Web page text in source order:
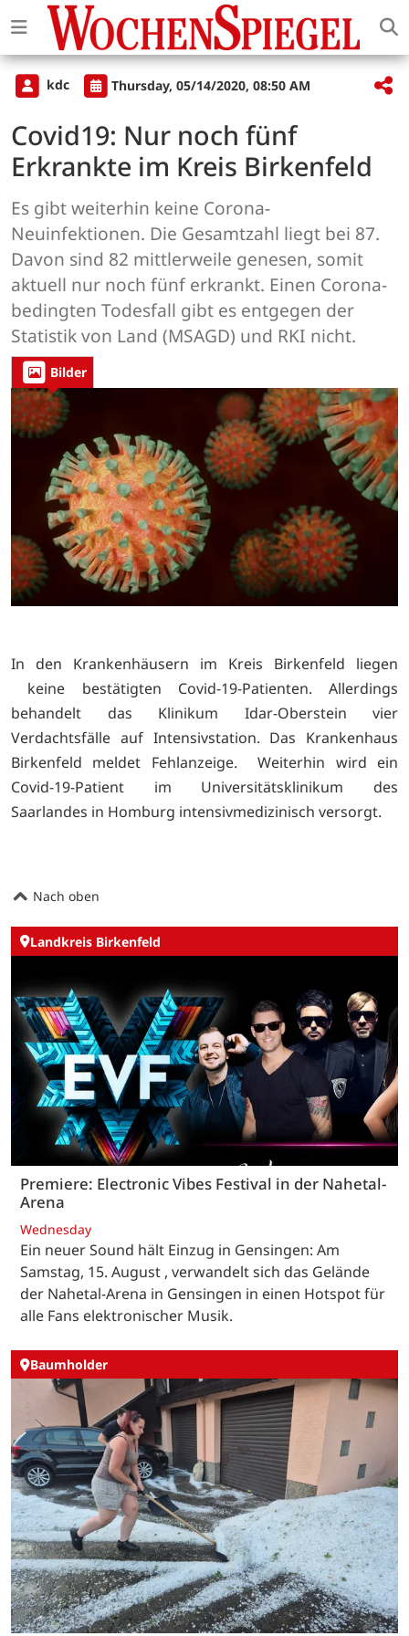
kdc Thursday, 05/14/2020, 08:50 AM
Covid19: Nur noch fünf
Erkrankte im Kreis Birkenfeld
Es gibt weiterhin keine Corona-
Neuinfektionen. Die Gesamtzahl liegt bei 87.
Davon sind 82 mittlerweile genesen, somit
aktuell nur noch fünf erkrankt. Einen Corona-
bedingten Todesfall gibt es entgegen der
Statistik von Land (MSAGD) und RKI nicht.
Bilder
In den Krankenhäusern im Kreis Birkenfeld liegen
keine bestätigten Covid-19-Patienten. Allerdings
behandelt das Klinikum Idar-Oberstein vier
Verdachtsfälle auf Intensivstation. Das Krankenhaus
Birkenfeld meldet Fehlanzeige. Weiterhin wird ein
Covid-19-Patient im Universitätsklinikum des
Saarlandes in Homburg intensivmedizinisch versorgt.
Nach oben
Landkreis Birkenfeld
Premiere: Electronic Vibes Festival in der Nahetal-
Arena
Wednesday
Ein neuer Sound hält Einzug in Gensingen: Am
Samstag, 15. August , verwandelt sich das Gelände
der Nahetal-Arena in Gensingen in einen Hotspot für
alle Fans elektronischer Musik.
Baumholder